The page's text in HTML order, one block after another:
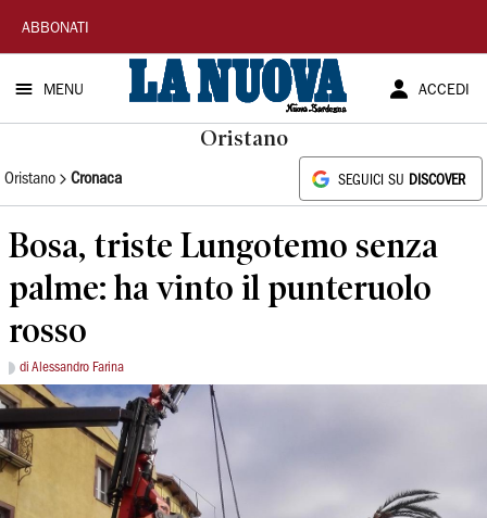
La
Nuova
Sardegna
ABBONATI
MENU ACCEDI
Oristano
Oristano Cronaca SEGUICI SU DISCOVER
Bosa, triste Lungotemo senza
palme: ha vinto il punteruolo
rosso
di Alessandro Farina